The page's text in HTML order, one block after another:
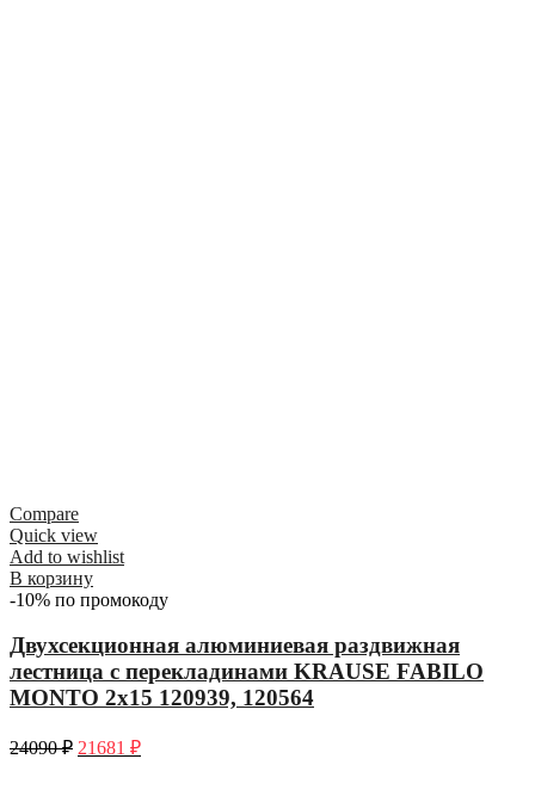
Compare
Quick view
Add to wishlist
В корзину
-10% по промокоду
Двухсекционная алюминиевая раздвижная
лестница с перекладинами KRAUSE FABILO
MONTO 2х15 120939, 120564
24090₽ 21681 ₽